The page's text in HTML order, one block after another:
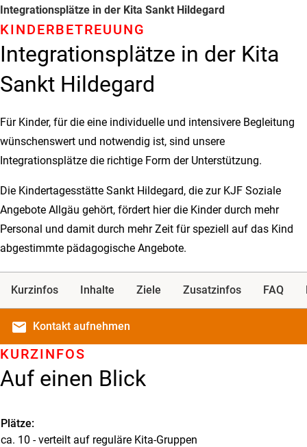
Integrationsplätze in der Kita Sankt Hildegard
Integrationsplätze in der Kita
Sankt Hildegard
KINDER­BETREUUNG
Für Kinder, für die eine individuelle und intensivere Begleitung
wünschenswert und notwendig ist, sind unsere
Integrationsplätze die richtige Form der Unterstützung.
Die Kindertagesstätte Sankt Hildegard, die zur KJF Soziale
Angebote Allgäu gehört, fördert hier die Kinder durch mehr
Personal und damit durch mehr Zeit für speziell auf das Kind
abgestimmte pädagogische Angebote.
Kurzinfos Inhalte Ziele Zusatzinfos FAQ
email Kontakt aufnehmen
Auf einen Blick
KURZINFOS
Plätze
ca. 10 - verteilt auf reguläre Kita-Gruppen